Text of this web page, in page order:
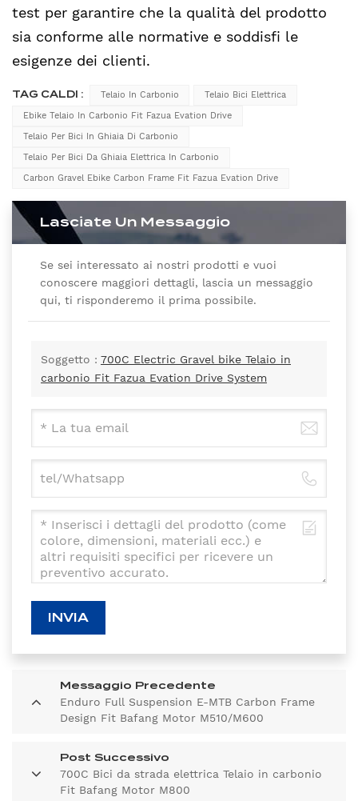
test per garantire che la qualità del prodotto
sia conforme alle normative e soddisfi le
esigenze dei clienti.
TAG CALDI : Telaio In Carbonio
Telaio Bici Elettrica
Ebike Telaio In Carbonio Fit Fazua Evation Drive
Telaio Per Bici In Ghiaia Di Carbonio
Telaio Per Bici Da Ghiaia Elettrica In Carbonio
Carbon Gravel Ebike Carbon Frame Fit Fazua Evation Drive
Lasciate Un Messaggio
Se sei interessato ai nostri prodotti e vuoi
conoscere maggiori dettagli, lascia un messaggio
qui, ti risponderemo il prima possibile.
Soggetto : 700C Electric Gravel bike Telaio in
carbonio Fit Fazua Evation Drive System
INVIA
Messaggio Precedente
Enduro Full Suspension E-MTB Carbon Frame
Design Fit Bafang Motor M510/M600
Post Successivo
700C Bici da strada elettrica Telaio in carbonio
Fit Bafang Motor M800